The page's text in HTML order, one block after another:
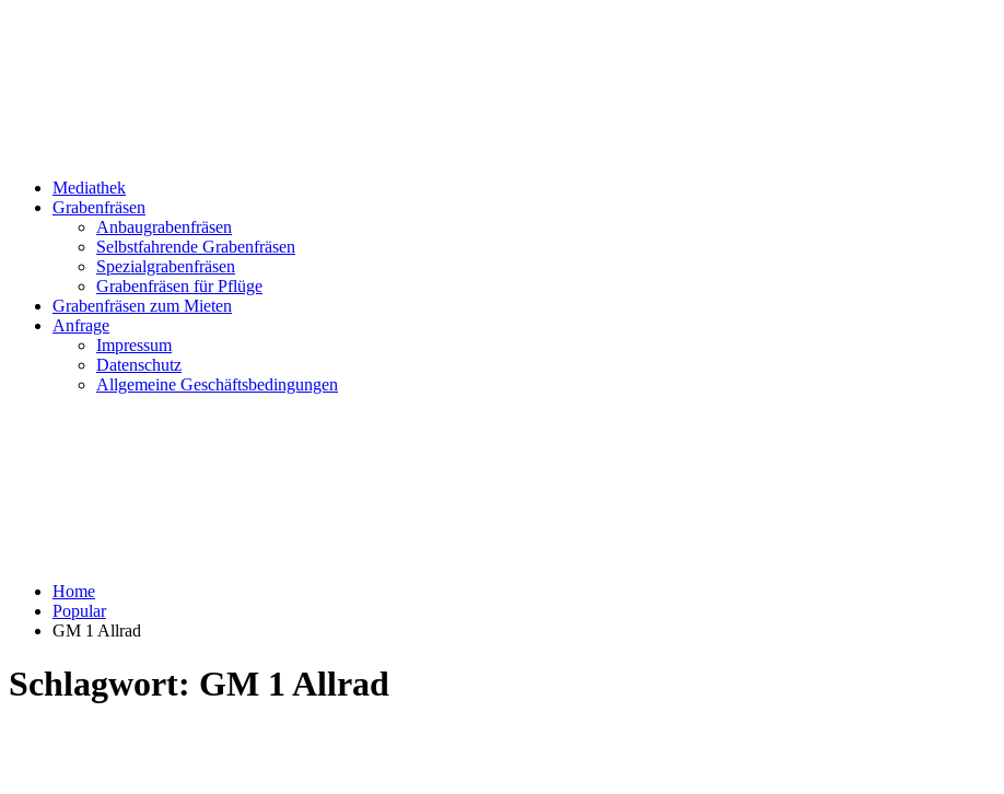
Mediathek
Grabenfräsen
Anbaugrabenfräsen
Selbstfahrende Grabenfräsen
Spezialgrabenfräsen
Grabenfräsen für Pflüge
Grabenfräsen zum Mieten
Anfrage
Impressum
Datenschutz
Allgemeine Geschäftsbedingungen
Home
Popular
GM 1 Allrad
Schlagwort: GM 1 Allrad